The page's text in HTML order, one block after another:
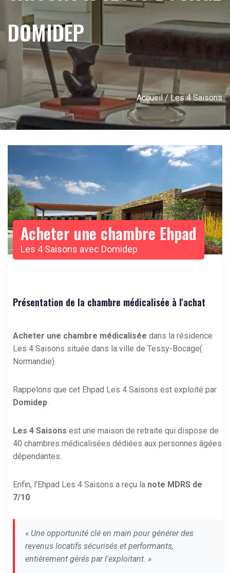
DOMIDEP
Accueil/ Les 4 Saisons
Acheter une chambre Ehpad
Les 4 Saisons avec Domidep
Présentation de la chambre médicalisée à l'achat
Acheter une chambre médicalisée dans la résidence
Les 4 Saisons située dans la ville de Tessy-Bocage(
Normandie).
Rappelons que cet Ehpad Les 4 Saisons est exploité par
Domidep
Les 4 Saisons est une maison de retraite qui dispose de
40 chambres médicalisées dédiées aux personnes âgées
dépendantes.
Enfin, l'Ehpad Les 4 Saisons a reçu la note MDRS de
7/10
« Une opportunité clé en main pour générer des
revenus locatifs sécurisés et performants,
entièrement gérés par l'exploitant. »